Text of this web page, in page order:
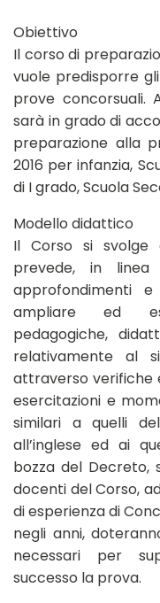
Obiettivo
Il corso di
vuole predisporre
prove concorsuali.
sarà in grado di
preparazione alla
2016 per infanzia,
di I grado, Scuola
Modello didattico
Il Corso si svolge
prevede, in
approfondimenti
ampliare ed
pedagogiche,
relativamente al
attraverso verifiche
esercitazioni e
similari a quelli
all’inglese ed ai
bozza del Decreto,
docenti del Corso,
di esperienza di
negli anni,
necessari per
successo la prova.